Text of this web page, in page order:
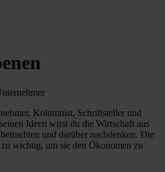
Kolumnist, Schriftsteller und
Ideen wirst du die Wirtschaft aus
und darüber nachdenken. Die
wichtig, um sie den Ökonomen zu